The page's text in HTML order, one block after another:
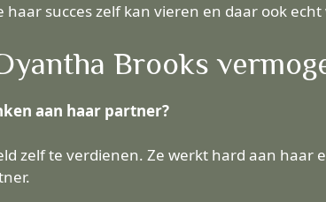
succes zelf kan vieren en daar ook
Brooks
aan haar partner?
zelf te verdienen. Ze werkt hard aan haar